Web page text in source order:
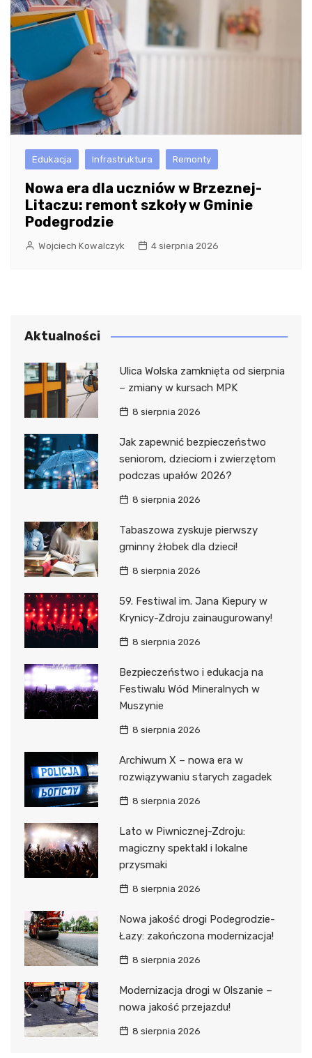
Edukacja Infrastruktura Remonty
Nowa era dla uczniów w Brzeznej-
Litaczu: remont szkoły w Gminie
Podegrodzie
Wojciech Kowalczyk 4 sierpnia 2026
Aktualności
Ulica Wolska zamknięta od sierpnia
– zmiany w kursach MPK
8 sierpnia 2026
Jak zapewnić bezpieczeństwo
seniorom, dzieciom i zwierzętom
podczas upałów 2026?
8 sierpnia 2026
Tabaszowa zyskuje pierwszy
gminny żłobek dla dzieci!
8 sierpnia 2026
59. Festiwal im. Jana Kiepury w
Krynicy-Zdroju zainaugurowany!
8 sierpnia 2026
Bezpieczeństwo i edukacja na
Festiwalu Wód Mineralnych w
Muszynie
8 sierpnia 2026
Archiwum X – nowa era w
rozwiązywaniu starych zagadek
8 sierpnia 2026
Lato w Piwnicznej-Zdroju:
magiczny spektakl i lokalne
przysmaki
8 sierpnia 2026
Nowa jakość drogi Podegrodzie-
Łazy: zakończona modernizacja!
8 sierpnia 2026
Modernizacja drogi w Olszanie –
nowa jakość przejazdu!
8 sierpnia 2026